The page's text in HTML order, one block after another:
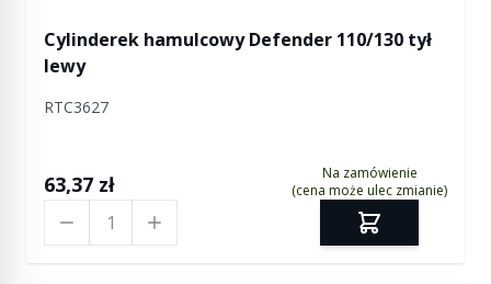
Cylinderek hamulcowy Defender 110/130 tył
lewy
RTC3627
63,37 zł
Na zamówienie
(cena może ulec zmianie)